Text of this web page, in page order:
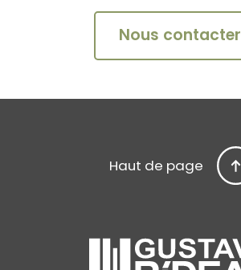
Nous contacter
Haut de page